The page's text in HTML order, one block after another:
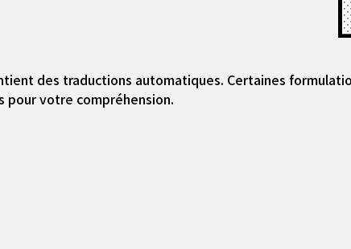
des traductions automatiques. Certaines
pour votre compréhension.